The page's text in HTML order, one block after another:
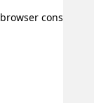
browser console